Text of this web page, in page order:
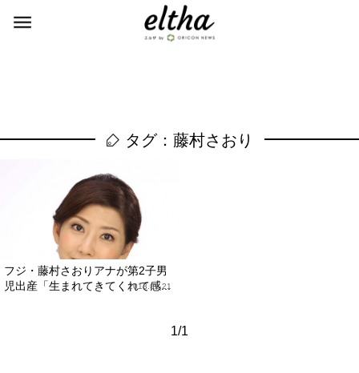
タグ：藤村さおり
フジ・藤村さおりアナが第2子男
児出産「生まれてきてくれて感...
2013.01.21
1/1